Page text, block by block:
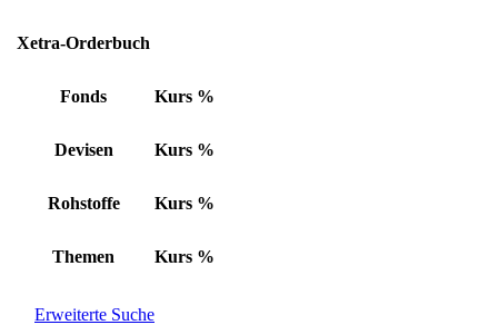
Xetra-Orderbuch
Fonds Kurs %
Devisen Kurs %
Rohstoffe Kurs %
Themen Kurs %
Erweiterte Suche